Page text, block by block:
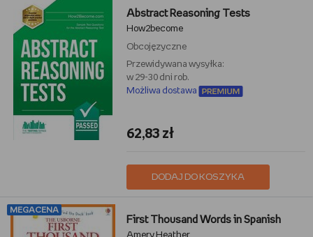
Abstract Reasoning Tests
How2become
Obcojęzyczne
Przewidywana wysyłka:
w 29-30 dni rob.
Możliwa dostawa
62,83 zł
DODAJ DO KOSZYKA
MEGACENA
First Thousand Words in Spanish